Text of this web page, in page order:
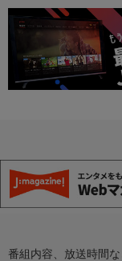
番組内容、放送時間